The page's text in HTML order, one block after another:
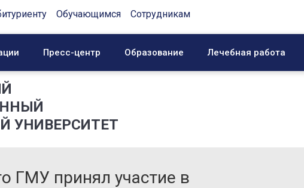
Обучающимся Сотрудникам
Пресс-центр Образование Лечебная работа
УНИВЕРСИТЕТ
ГМУ принял участие в